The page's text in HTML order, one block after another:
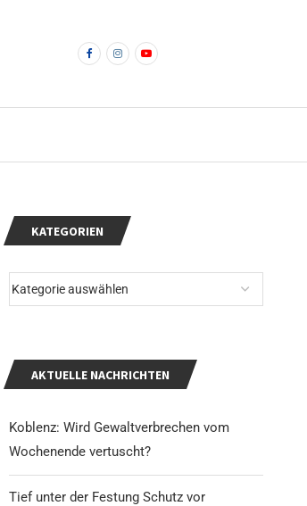
KATEGORIEN
AKTUELLE NACHRICHTEN
Koblenz: Wird Gewaltverbrechen vom
Wochenende vertuscht?
Tief unter der Festung Schutz vor